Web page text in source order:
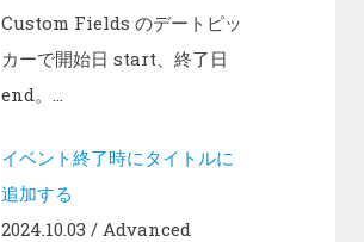
Custom Fields のデートピッ
カーで開始日 start、終了日
end。...
イベント終了時にタイトルに
追加する
2024.10.03 / Advanced